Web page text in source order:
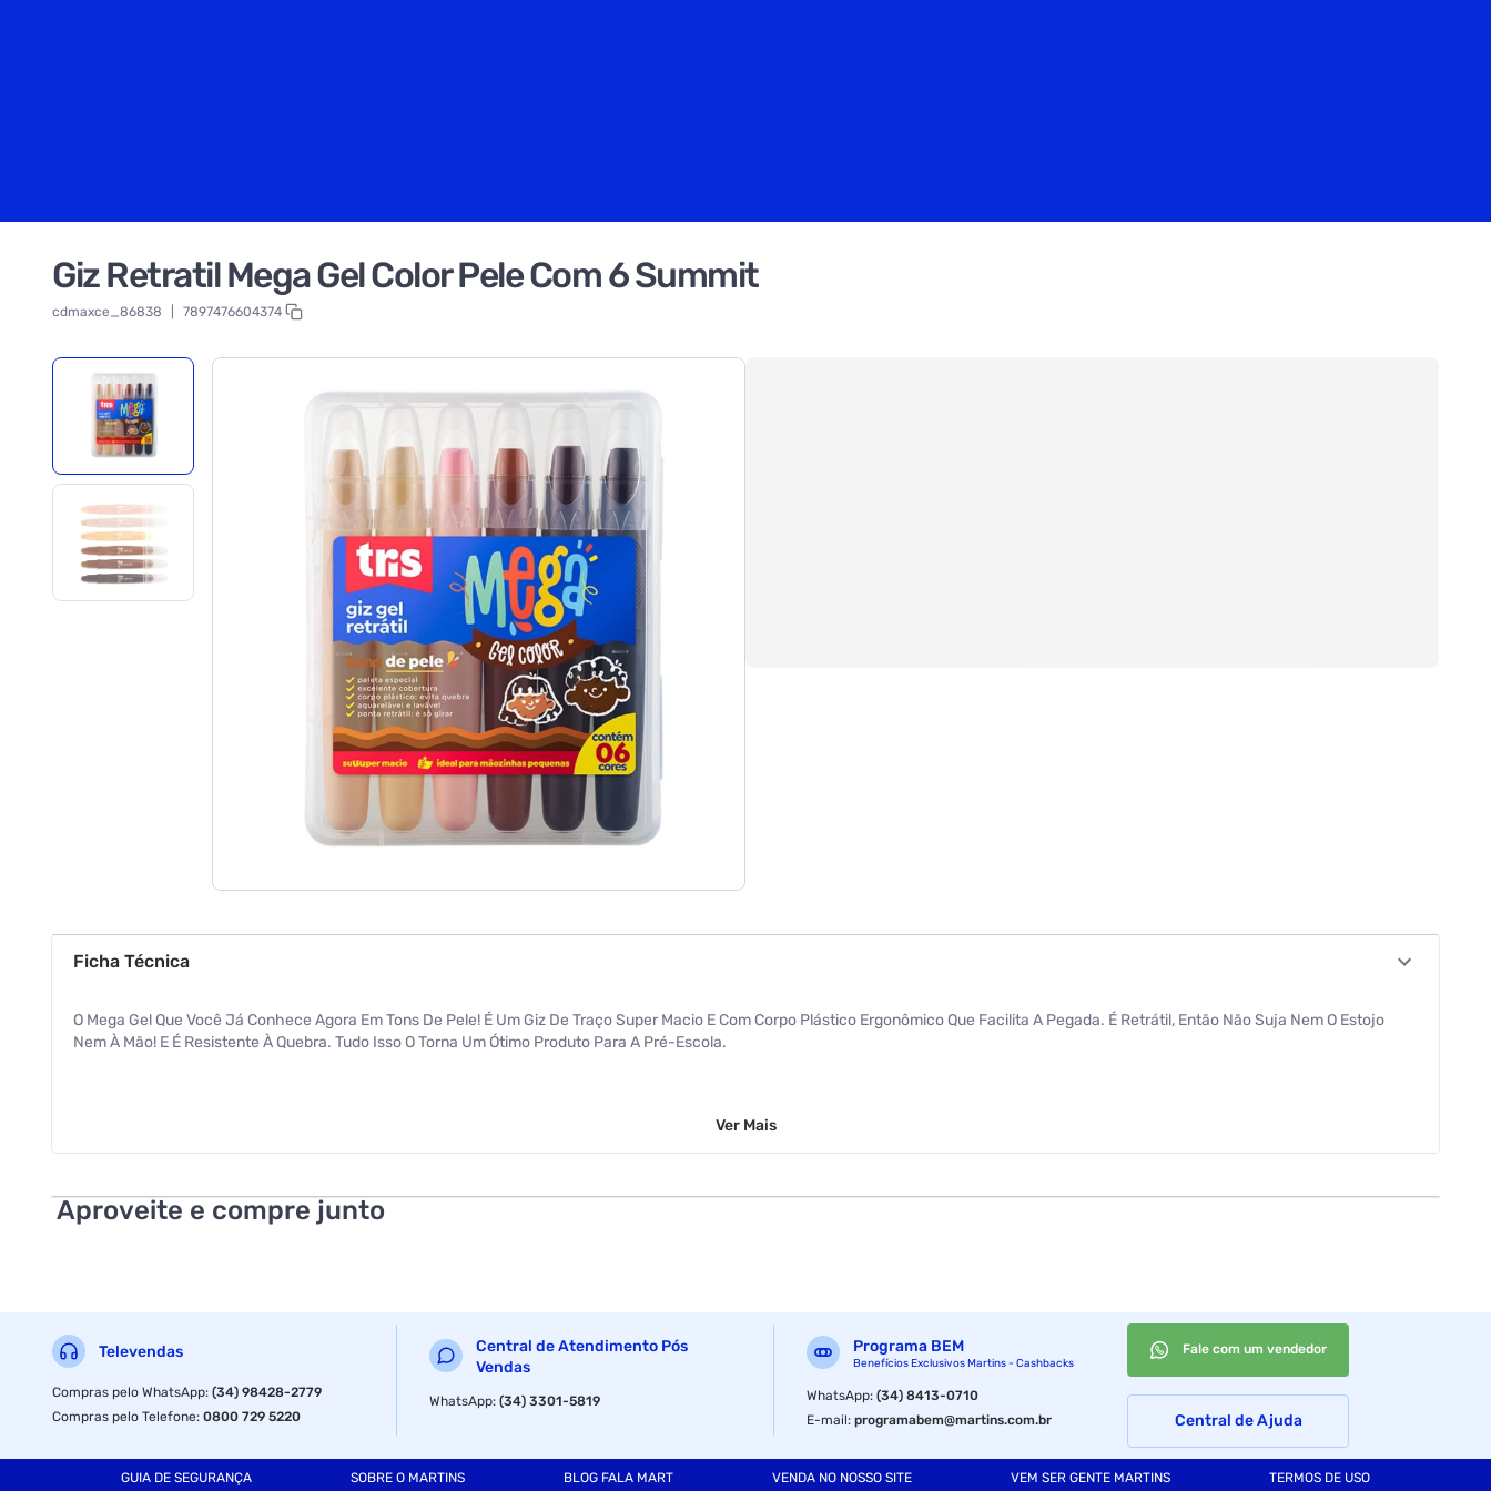
Giz Retratil Mega Gel Color Pele Com 6 Summit
cdmaxce_86838 7897476604374
Ficha Técnica
O Mega Gel Que Você Já Conhece Agora Em Tons De Pele! É Um Giz De Traço Super Macio E Com Corpo Plástico Ergonômico Que Facilita A Pegada. É Retrátil, Então Não Suja Nem O Estojo
Nem À Mão! E É Resistente À Quebra. Tudo Isso O Torna Um Ótimo Produto Para A Pré-Escola.
Ver Mais
Aproveite e compre junto
Televendas
Compras pelo WhatsApp:(34) 98428-2779
Compras pelo Telefone:0800 729 5220
Central de Atendimento Pós
Vendas
WhatsApp:(34) 3301-5819
Programa BEM
Benefícios Exclusivos Martins - Cashbacks
WhatsApp:(34) 8413-0710
E-mail:programabem@martins.com.br
Fale com um vendedor
Central de Ajuda
GUIA DE SEGURANÇA SOBRE O MARTINS BLOG FALA MART VENDA NO NOSSO SITE VEM SER GENTE MARTINS TERMOS DE USO